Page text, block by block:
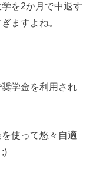
を2か月で中退す
ますよね。
学金を利用され
使って悠々自適